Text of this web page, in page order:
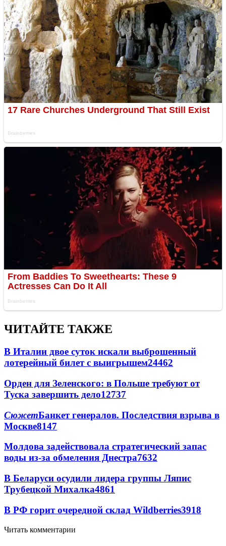
ЧИТАЙТЕ ТАКЖЕ
В Италии двое суток искали выброшенный
лотерейный билет с выигрышем24462
Орден для Зеленского: в Польше требуют от
Туска завершить дело12737
СюжетБанкет генералов. Последствия взрыва в
Москве8147
Молдова задействовала стратегический запас
воды из-за обмеления Днестра7632
В Беларуси осудили лидера группы Ляпис
Трубецкой Михалка4861
В РФ горит очередной склад Wildberries3918
Читать комментарии